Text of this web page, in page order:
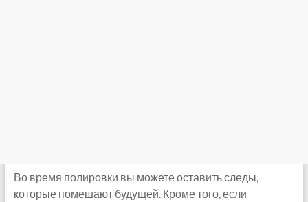
Во время полировки вы можете оставить следы,
которые помешают будущей. Кроме того, если